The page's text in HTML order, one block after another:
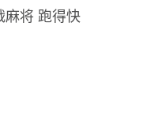
麻将 跑得快